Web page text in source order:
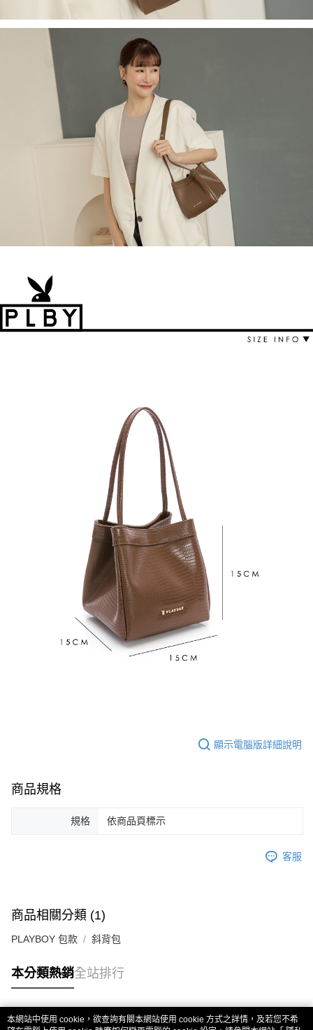
顯示電腦版詳細說明
商品規格
規格 依商品頁標示
客服
商品相關分類 (1)
PLAYBOY 包款 斜背包
本分類熱銷全站排行
本網站中使用 cookie，欲查詢有關本網站使用 cookie 方式之詳情，及若您不希